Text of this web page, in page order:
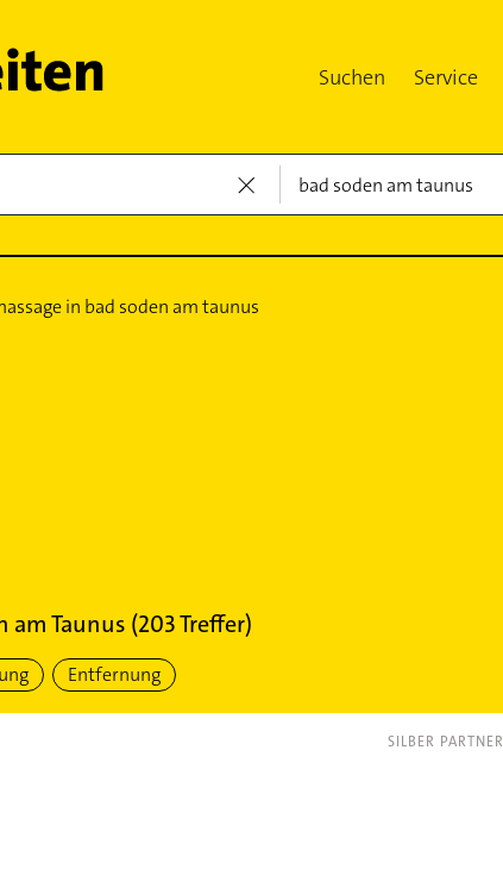
Suchen Service
am Taunus (203Treffer)
Entfernung
SILBER PARTNER